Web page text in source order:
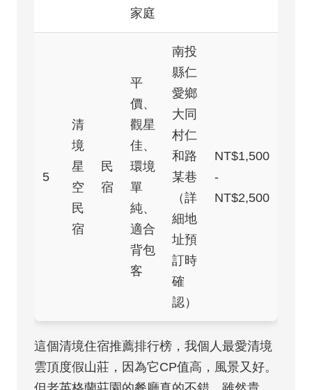
家庭
5
清
境
星
空
民
宿
民
宿
平
價、
觀星
佳、
環境
單
純、
適合
背包
客
南投
縣仁
愛鄉
大同
村仁
和路
某巷
（詳
細地
址預
訂時
確
認）
NT$1,500
-
NT$2,500
這個清境住宿推薦排行榜，我個人最愛清境
雲頂度假山莊，因為它CP值高，風景又好。